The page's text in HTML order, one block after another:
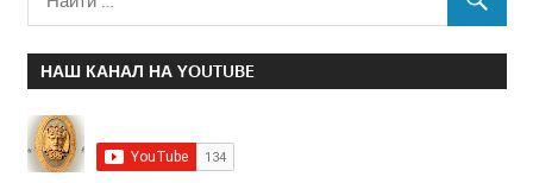
НАШ КАНАЛ НА YOUTUBE